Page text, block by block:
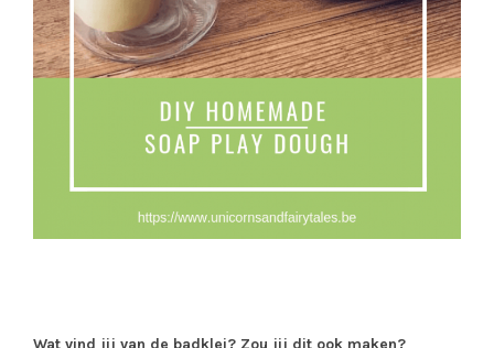
Wat vind jij van de badklei? Zou jij dit ook maken?